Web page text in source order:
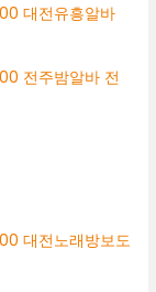
대전유흥알바
전주밤알바 전
대전노래방보도